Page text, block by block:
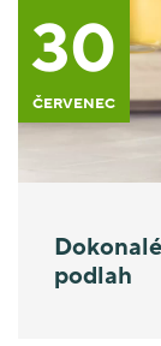
30
ČERVENEC
podlah